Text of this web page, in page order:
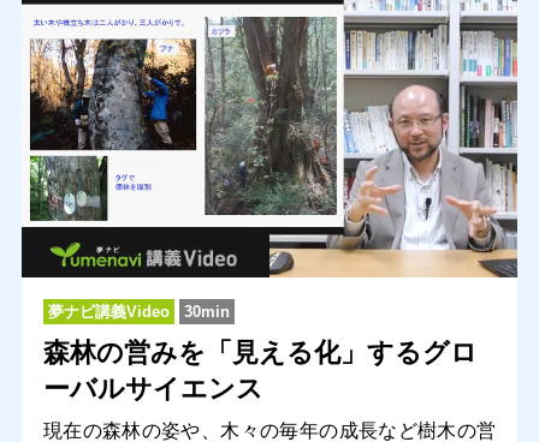
夢ナビ講義Video 30min
森林の営みを「見える化」するグロ
ーバルサイエンス
現在の森林の姿や、木々の毎年の成長など樹木の営